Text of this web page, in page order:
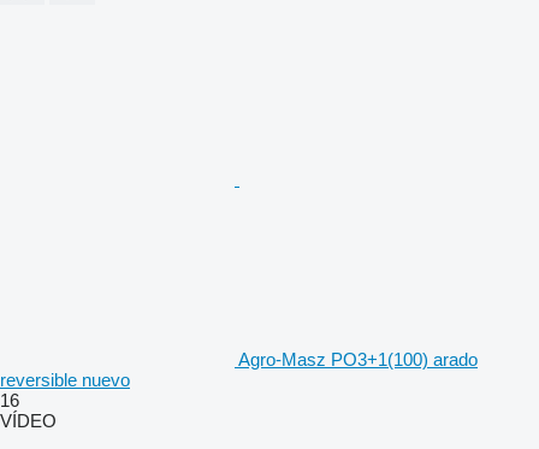
Agro-Masz PO3+1(100) arado
reversible nuevo
16
VÍDEO